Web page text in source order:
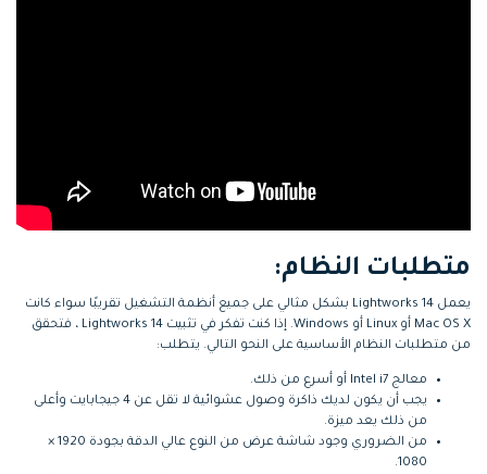
متطلبات النظام:
يعمل Lightworks 14 بشكل مثالي على جميع أنظمة التشغيل تقريبًا سواء كانت
Mac OS X أو Linux أو Windows. إذا كنت تفكر في تثبيت Lightworks 14 ، فتحقق
من متطلبات النظام الأساسية على النحو التالي. يتطلب:
معالج Intel i7 أو أسرع من ذلك.
يجب أن يكون لديك ذاكرة وصول عشوائية لا تقل عن 4 جيجابايت وأعلى
من ذلك يعد ميزة.
من الضروري وجود شاشة عرض من النوع عالي الدقة بجودة 1920 ×
1080.